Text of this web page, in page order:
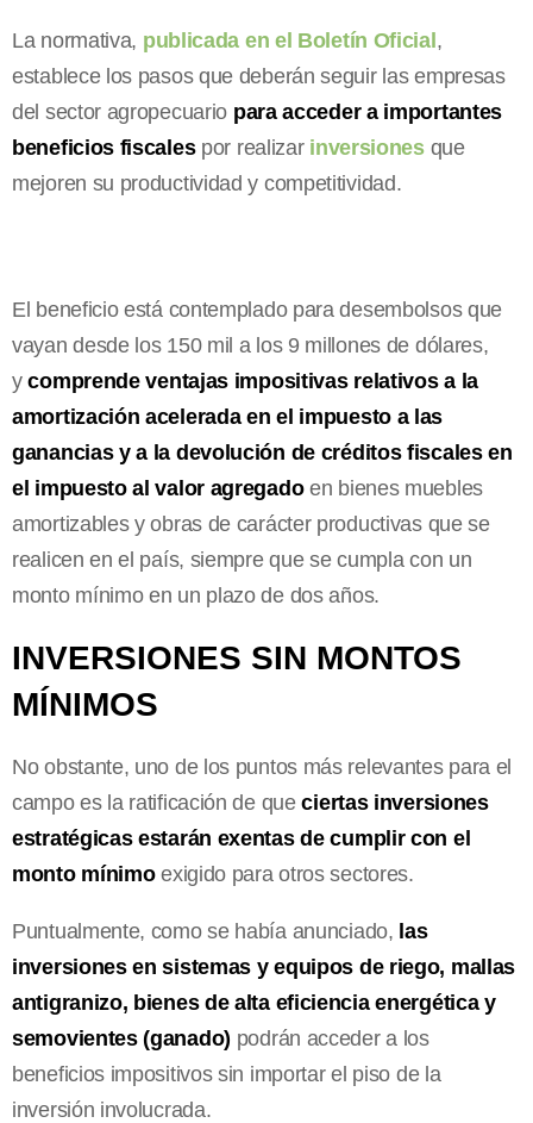
La normativa, publicada en el Boletín Oficial,
establece los pasos que deberán seguir las empresas
del sector agropecuario para acceder a importantes
beneficios fiscales por realizar inversionesque
mejoren su productividad y competitividad.
El beneficio está contemplado para desembolsos que
vayan desde los 150 mil a los 9 millones de dólares,
ycomprende ventajas impositivas relativos a la
amortización acelerada en el impuesto a las
ganancias y a la devolución de créditos fiscales en
el impuesto al valor agregadoen bienes muebles
amortizables y obras de carácter productivas que se
realicen en el país, siempre que se cumpla con un
monto mínimo en un plazo de dos años.
INVERSIONES SIN MONTOS
MÍNIMOS
No obstante, uno de los puntos más relevantes para el
campo es la ratificación de queciertas inversiones
estratégicas estarán exentas de cumplir con el
monto mínimoexigido para otros sectores.
Puntualmente, como se había anunciado, las
inversiones en sistemas y equipos de riego, mallas
antigranizo, bienes de alta eficiencia energética y
semovientes (ganado) podrán acceder a los
beneficios impositivos sin importar el piso de la
inversión involucrada.